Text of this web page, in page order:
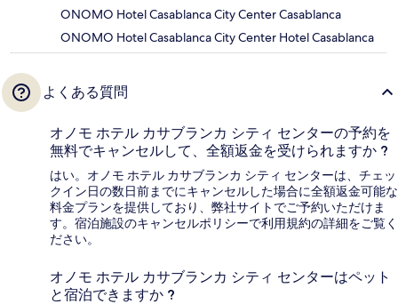
ONOMO Hotel Casablanca City Center Casablanca
ONOMO Hotel Casablanca City Center Hotel Casablanca
よくある質問
オノモ ホテル カサブランカ シティ センターの予約を
無料でキャンセルして、全額返金を受けられますか ?
はい。オノモ ホテル カサブランカ シティ センターは、チェッ
クイン日の数日前までにキャンセルした場合に全額返金可能な
料金プランを提供しており、弊社サイトでご予約いただけま
す。宿泊施設のキャンセルポリシーで利用規約の詳細をご覧く
ださい。
オノモ ホテル カサブランカ シティ センターはペット
と宿泊できますか ?